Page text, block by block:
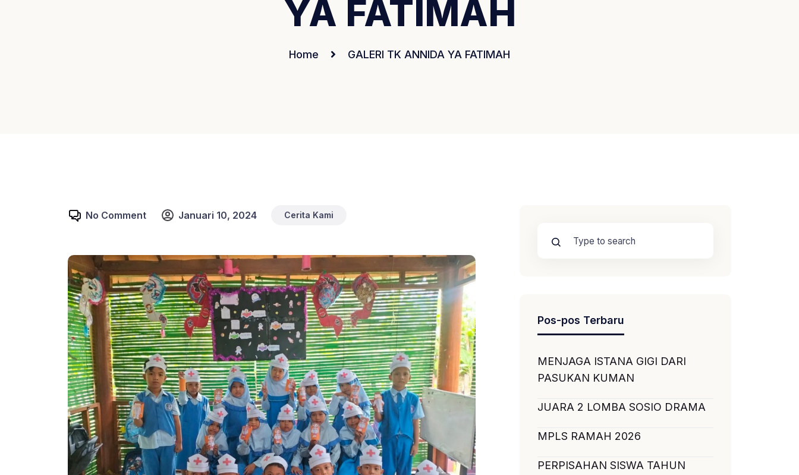
YA FATIMAH
Home GALERI TK ANNIDA YA FATIMAH
No Comment Januari 10, 2024 Cerita Kami
Pos-pos Terbaru
MENJAGA ISTANA GIGI DARI
PASUKAN KUMAN
JUARA 2 LOMBA SOSIO DRAMA
MPLS RAMAH 2026
PERPISAHAN SISWA TAHUN